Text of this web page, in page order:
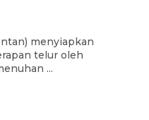
menyiapkan
telur oleh
...